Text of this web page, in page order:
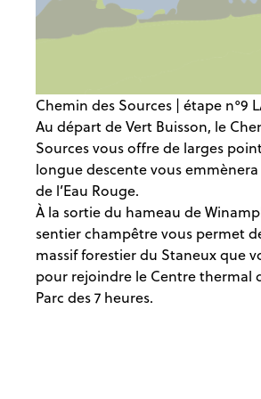
Chemin des Sources | étape n°9
Au départ de Vert Buisson, le
Sources vous offre de larges
longue descente vous emmènera
de l’Eau Rouge.
À la sortie du hameau de
sentier champêtre vous permet
massif forestier du Staneux que
pour rejoindre le Centre thermal
Parc des 7 heures.